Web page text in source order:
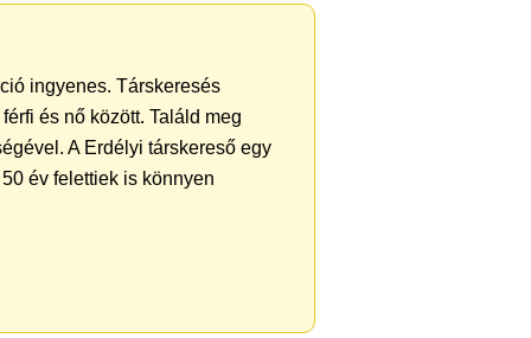
ingyenes. Társkeresés
és nő között. Találd meg
A Erdélyi társkereső egy
év felettiek is könnyen